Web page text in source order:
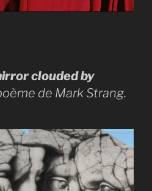
clouded by
de Mark Strang.